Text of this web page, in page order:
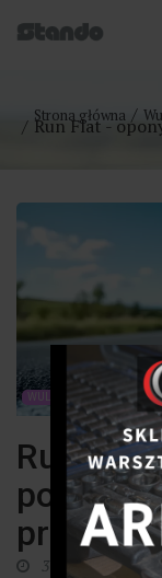
Strona główna
Run Flat -
WULKANIZACJA
Run Flat
przebiciu
3 stycznia 2025